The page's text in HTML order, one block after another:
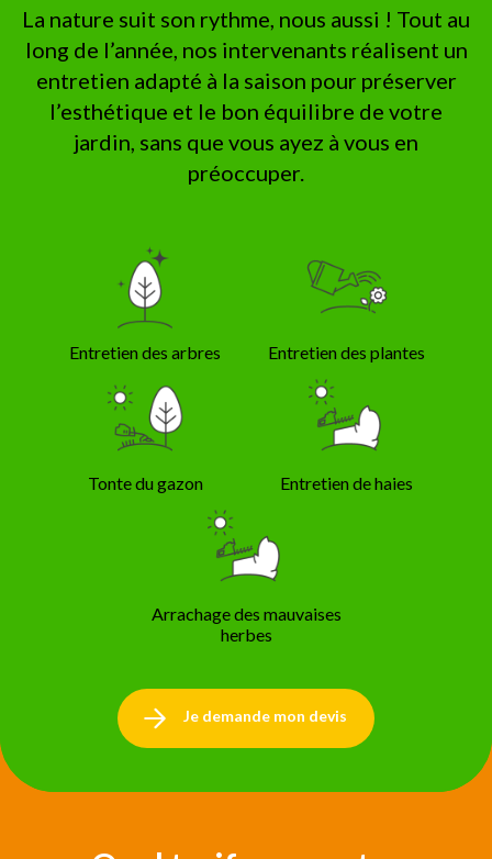
La nature suit son rythme, nous aussi ! Tout au
long de l’année, nos intervenants réalisent un
entretien adapté à la saison pour préserver
l’esthétique et le bon équilibre de votre
jardin, sans que vous ayez à vous en
préoccuper.
Entretien des arbres Entretien des plantes
Tonte du gazon Entretien de haies
Arrachage des mauvaises
herbes
Je demande mon devis